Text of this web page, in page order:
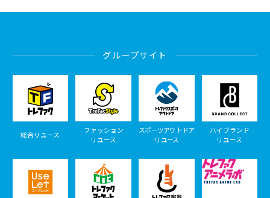
グループサイト
総合リユース
ファッション
リユース
スポーツアウトドア
リユース
ハイブランド
リユース